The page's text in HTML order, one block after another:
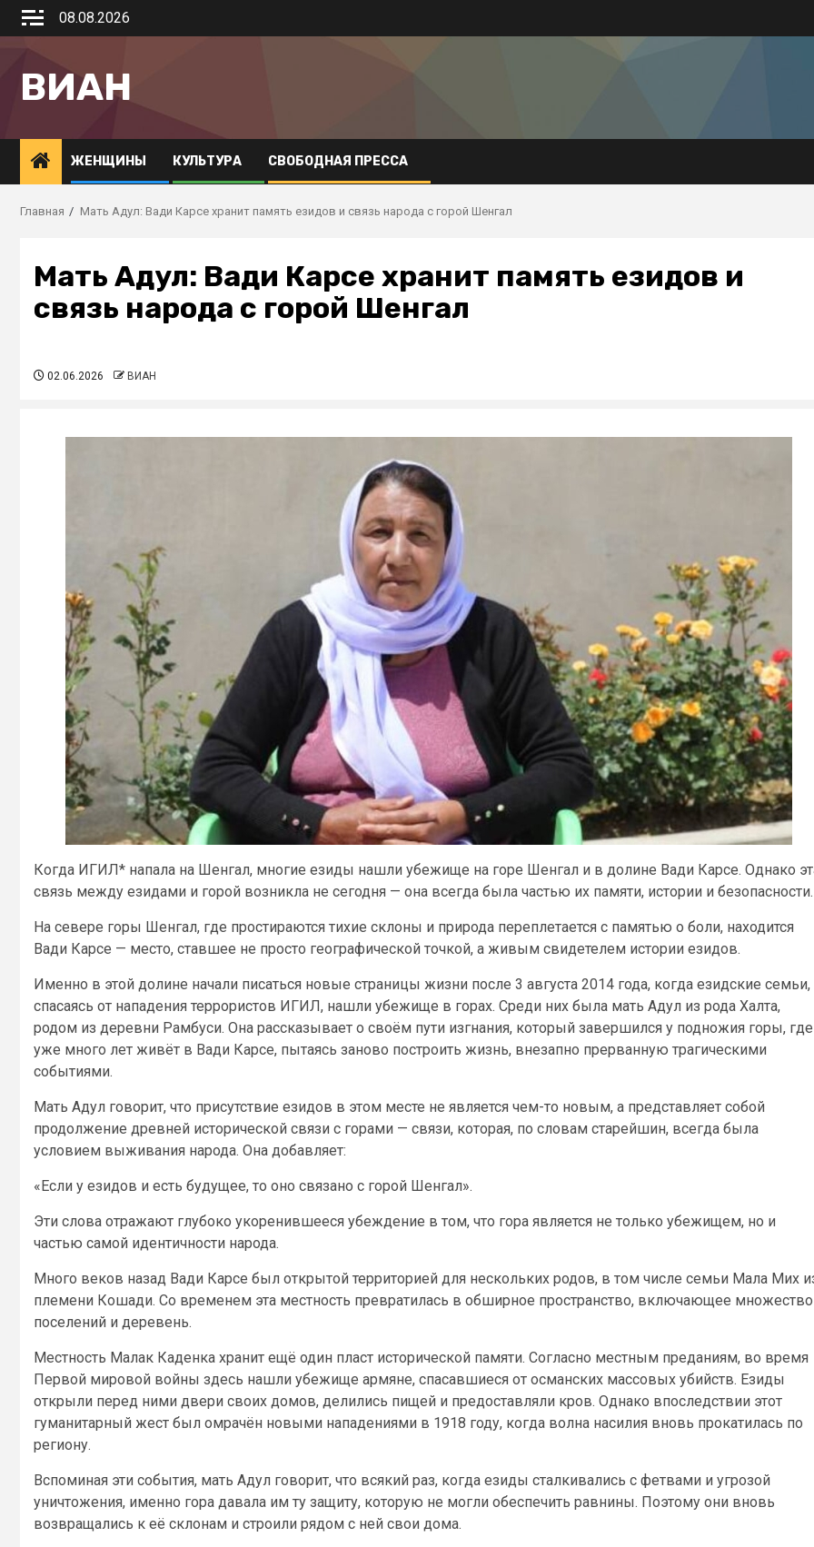
08.08.2026
ВИАН
ЖЕНЩИНЫ КУЛЬТУРА СВОБОДНАЯ ПРЕССА
Главная Мать Адул: Вади Карсе хранит память езидов и связь народа с горой Шенгал
Мать Адул: Вади Карсе хранит память езидов и
связь народа с горой Шенгал
02.06.2026 ВИАН
Когда ИГИЛ* напала на Шенгал, многие езиды нашли убежище на горе Шенгал и в долине Вади Карсе. Однако
связь между езидами и горой возникла не сегодня — она всегда была частью их памяти, истории и безопасности.
На севере горы Шенгал, где простираются тихие склоны и природа переплетается с памятью о боли, находится
Вади Карсе — место, ставшее не просто географической точкой, а живым свидетелем истории езидов.
Именно в этой долине начали писаться новые страницы жизни после 3 августа 2014 года, когда езидские семьи,
спасаясь от нападения террористов ИГИЛ, нашли убежище в горах. Среди них была мать Адул из рода Халта,
родом из деревни Рамбуси. Она рассказывает о своём пути изгнания, который завершился у подножия горы, где
уже много лет живёт в Вади Карсе, пытаясь заново построить жизнь, внезапно прерванную трагическими
событиями.
Мать Адул говорит, что присутствие езидов в этом месте не является чем-то новым, а представляет собой
продолжение древней исторической связи с горами — связи, которая, по словам старейшин, всегда была
условием выживания народа. Она добавляет:
«Если у езидов и есть будущее, то оно связано с горой Шенгал».
Эти слова отражают глубоко укоренившееся убеждение в том, что гора является не только убежищем, но и
частью самой идентичности народа.
Много веков назад Вади Карсе был открытой территорией для нескольких родов, в том числе семьи Мала Мих
племени Кошади. Со временем эта местность превратилась в обширное пространство, включающее множество
поселений и деревень.
Местность Малак Каденка хранит ещё один пласт исторической памяти. Согласно местным преданиям, во время
Первой мировой войны здесь нашли убежище армяне, спасавшиеся от османских массовых убийств. Езиды
открыли перед ними двери своих домов, делились пищей и предоставляли кров. Однако впоследствии этот
гуманитарный жест был омрачён новыми нападениями в 1918 году, когда волна насилия вновь прокатилась по
региону.
Вспоминая эти события, мать Адул говорит, что всякий раз, когда езиды сталкивались с фетвами и угрозой
уничтожения, именно гора давала им ту защиту, которую не могли обеспечить равнины. Поэтому они вновь
возвращались к её склонам и строили рядом с ней свои дома.